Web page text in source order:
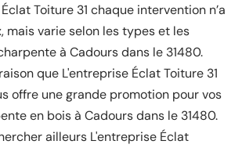
Toiture 31 chaque intervention n’a
mais varie selon les types et les
à Cadours dans le 31480.
que L'entreprise Éclat Toiture 31
offre une grande promotion pour vos
en bois à Cadours dans le 31480.
ailleurs L'entreprise Éclat